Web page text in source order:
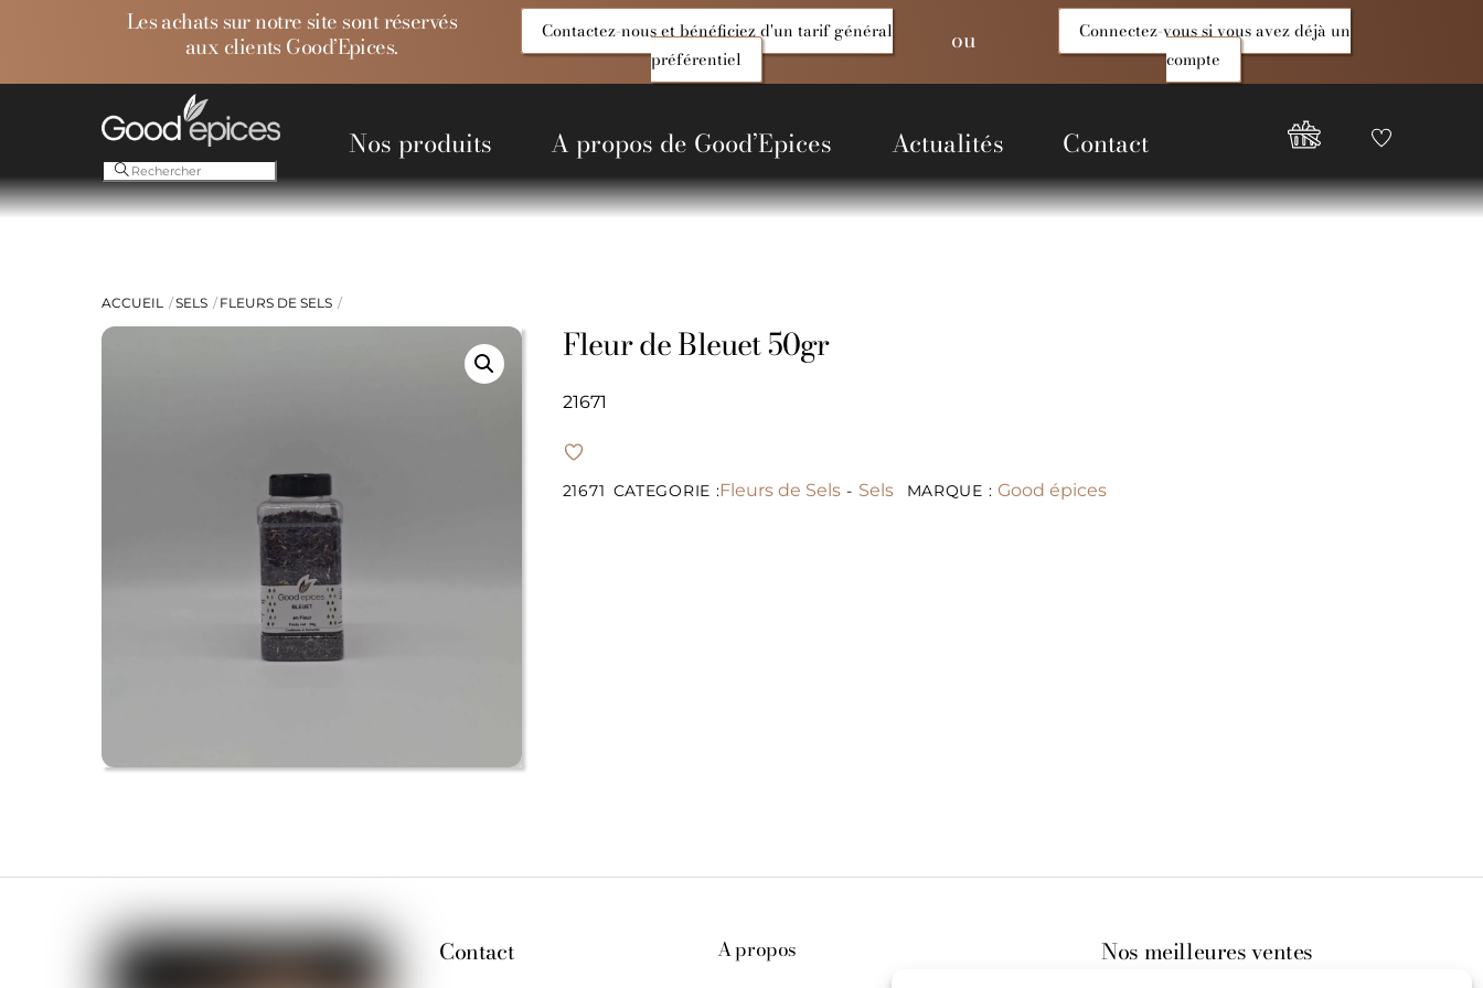
Les achats sur notre site sont réservés
aux clients Good’Epices.
Contactez-nous et bénéficiez d'un tarif général
préférentiel
ou
Connectez-vous si vous avez déjà un
compte
Nos produits A propos de Good’Epices Actualités Contact
Compte
Good
Epices
Favoris
ACCUEIL SELS FLEURS DE SELS
Fleur de Bleuet 50gr
21671
21671 CATEGORIE :Fleurs de Sels - Sels MARQUE :Good épices
Contact A propos Nos meilleures ventes